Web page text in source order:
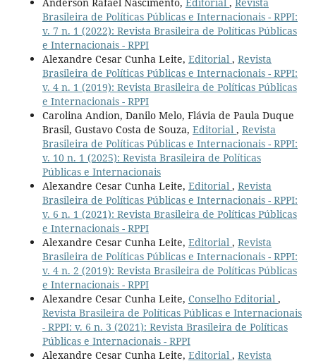
Brasileira de Políticas Públicas e Internacionais - RPPI:
v. 7 n. 1 (2022): Revista Brasileira de Políticas Públicas
e Internacionais - RPPI
Alexandre Cesar Cunha Leite, Editorial , Revista
Brasileira de Políticas Públicas e Internacionais - RPPI:
v. 4 n. 1 (2019): Revista Brasileira de Políticas Públicas
e Internacionais - RPPI
Carolina Andion, Danilo Melo, Flávia de Paula Duque
Brasil, Gustavo Costa de Souza, Editorial , Revista
Brasileira de Políticas Públicas e Internacionais - RPPI:
v. 10 n. 1 (2025): Revista Brasileira de Políticas
Públicas e Internacionais
Alexandre Cesar Cunha Leite, Editorial , Revista
Brasileira de Políticas Públicas e Internacionais - RPPI:
v. 6 n. 1 (2021): Revista Brasileira de Políticas Públicas
e Internacionais - RPPI
Alexandre Cesar Cunha Leite, Editorial , Revista
Brasileira de Políticas Públicas e Internacionais - RPPI:
v. 4 n. 2 (2019): Revista Brasileira de Políticas Públicas
e Internacionais - RPPI
Alexandre Cesar Cunha Leite, Conselho Editorial ,
Revista Brasileira de Políticas Públicas e Internacionais
- RPPI: v. 6 n. 3 (2021): Revista Brasileira de Políticas
Públicas e Internacionais - RPPI
Alexandre Cesar Cunha Leite, Editorial , Revista